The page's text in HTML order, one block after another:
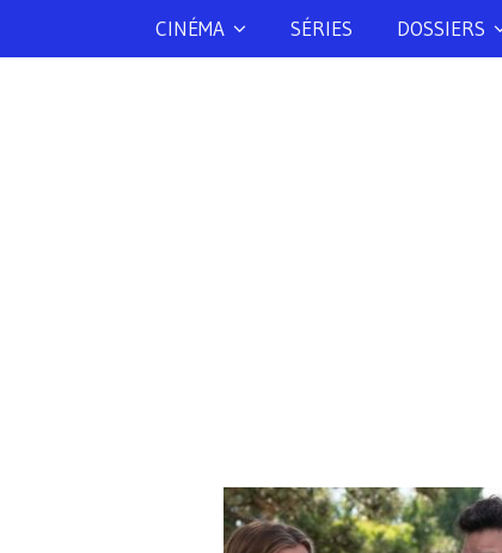
CINÉMA SÉRIES DOSSIERS